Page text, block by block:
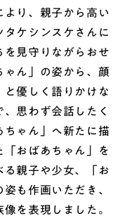
より、親子から高い
ケシンスケさんに
を見守りながらおせ
ゃん」の姿から、顔
優しく語りかけな
思わず会話したく
ちゃん」へ新たに描
「おばあちゃん」を
る親子や少女、「お
も作画いただき、
を表現しました。